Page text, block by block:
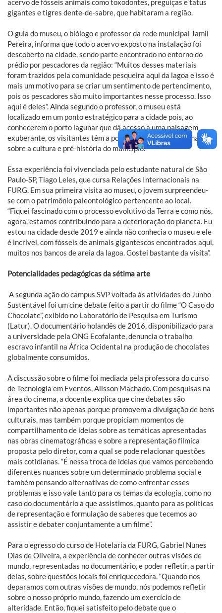
acervo de fósseis animais como toxodontes, preguiças e tatus
gigantes e tigres dente-de-sabre, que habitaram a região.
O guia do museu, o biólogo e professor da rede municipal Jamil
Pereira, informa que todo o acervo exposto na instalação foi
descoberto na cidade, sendo parte encontrado no entorno do
prédio por pescadores da região: “Muitos desses materiais
foram trazidos pela comunidade pesqueira aqui da lagoa e isso é
mais um motivo para se criar um sentimento de pertencimento,
pois os pescadores são muito importantes nesse processo. Isso
aqui é deles”. Ainda segundo o professor, o museu está
localizado em um ponto estratégico para a cidade pois, ao
conhecerem o porto lagunar que dá acesso a uma paisagem
exuberante, os visitantes têm a possibilidade de se informar
sobre a cultura e pré-história do município.
Essa experiência foi vivenciada pelo estudante natural de São
Paulo-SP, Tiago Leles, que cursa Relações Internacionais na
FURG. Em sua primeira visita ao museu, o jovem surpreendeu-
se com o patrimônio paleontológico pertencente ao local.
“Fiquei fascinado com o processo evolutivo da Terra e como nós,
agora, estamos contribuindo para a deterioração do planeta. Eu
estou na cidade desde 2019 e ainda não conhecia o museu e ele
é incrível, com fósseis de animais gigantescos encontrados aqui,
muitos nos bancos de areia da lagoa. Gostei bastante da visita”.
Potencialidades pedagógicas da sétima arte
A segunda ação do campus SVP voltada às atividades do Junho
Sustentável foi um cine debate feito a partir do filme “O Caso do
Chocolate”, exibido no Laboratório de Pesquisa em Turismo
(Latur). O documentário holandês de 2016, disponibilizado para
a universidade pela ONG Ecofalante, denuncia o trabalho
escravo infantil na África Ocidental na produção de chocolates
globalmente consumidos.
A discussão sobre o filme foi mediada pela professora do curso
de Tecnologia em Eventos, Alisson Machado. Com pesquisas na
área do cinema, a docente explica que cine debates são
importantes não apenas porque promovem a divulgação de bens
culturais, mas também porque propiciam momentos de
compartilhamento de ideias sobre as temáticas apresentadas
nas obras cinematográficas e sobre a representação fílmica
proposta pelo diretor, com a qual se pode relacionar questões
mais cotidianas. “É nessa troca de ideias que vamos percebendo
diferentes nuances sobre um determinado problema social e
também pensando alternativas de como enfrentar esses
problemas e isso vale tanto para os temas da ecologia, como no
caso do documentário a que assistimos, quanto para as políticas
de representação e formulação de saberes que tecemos ao
assistir e debater conjuntamente a um filme”.
Para o egresso do curso de Hotelaria da FURG, Gabriel Nunes
Dias de Oliveira, a experiência de conhecer outras visões de
mundo, representadas no documentário, e poder refletir, a partir
delas, sobre questões locais foi enriquecedora. “Quando nos
deparamos com outras visões de mundo, nós podemos refletir
sobre o nosso próprio mundo, fazendo um exercício de
alteridade. Então, fiquei satisfeito pelo debate que o